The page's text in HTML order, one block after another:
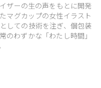
ザーの生の声をもとに開発
マグカップの女性イラスト
しての技術を注ぎ、個包装
のわずかな「わたし時間」